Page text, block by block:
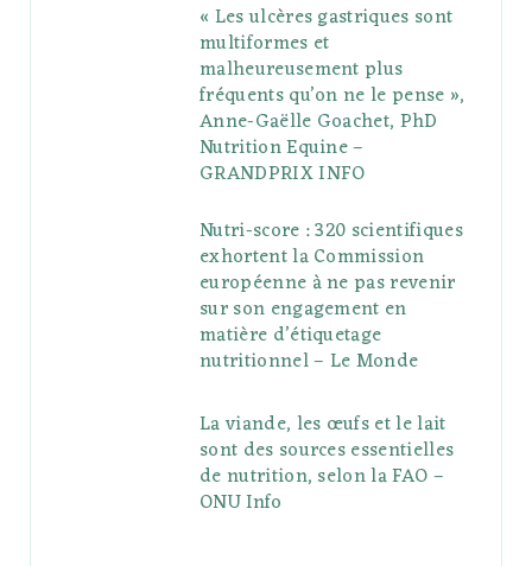
« Les ulcères gastriques sont
multiformes et
malheureusement plus
fréquents qu’on ne le pense »,
Anne-Gaëlle Goachet, PhD
Nutrition Equine –
GRANDPRIX INFO
Nutri-score : 320 scientifiques
exhortent la Commission
européenne à ne pas revenir
sur son engagement en
matière d’étiquetage
nutritionnel – Le Monde
La viande, les œufs et le lait
sont des sources essentielles
de nutrition, selon la FAO –
ONU Info